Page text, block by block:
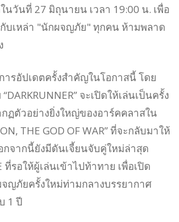
นวันที่ 27 มิถุนายน เวลา 19:00 น. เพื่อ
บเหล่า "นักผจญภัย" ทุกคน ห้ามพลาด
ารอัปเดตครั้งสำคัญในโอกาสนี้ โดย
จะเปิดให้เล่นเป็นครั้ง
ฏตัวอย่างยิ่งใหญ่ของอาร์คคลาสใน
THE GOD OF WAR” ที่จะกลับมาให้
จากนี้ยังมีดันเจี้ยนจับคู่ใหม่ล่าสุด
ที่รอให้ผู้เล่นเข้าไปท้าทาย เพื่อเปิด
ญภัยครั้งใหม่ท่ามกลางบรรยากาศ
1 ปี